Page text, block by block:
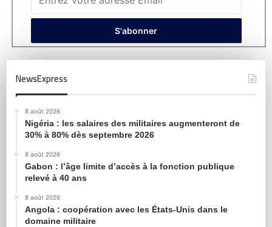
NewsExpress
8 août 2026
Nigéria : les salaires des militaires augmenteront de
30% à 80% dès septembre 2026
8 août 2026
Gabon : l’âge limite d’accès à la fonction publique
relevé à 40 ans
8 août 2026
Angola : coopération avec les États-Unis dans le
domaine militaire